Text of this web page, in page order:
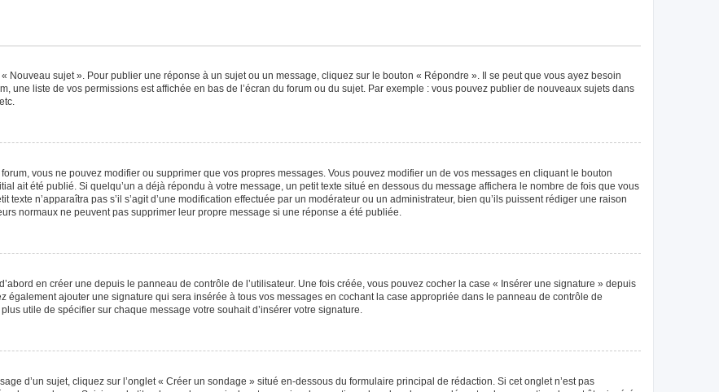
Nouveau sujet ». Pour publier une réponse à un sujet ou un message, cliquez sur le bouton « Répondre ». Il se peut que vous ayez besoin
une liste de vos permissions est affichée en bas de l’écran du forum ou du sujet. Par exemple : vous pouvez publier de nouveaux sujets dans
vous ne pouvez modifier ou supprimer que vos propres messages. Vous pouvez modifier un de vos messages en cliquant le bouton
ait été publié. Si quelqu’un a déjà répondu à votre message, un petit texte situé en dessous du message affichera le nombre de fois que vous
texte n’apparaîtra pas s’il s’agit d’une modification effectuée par un modérateur ou un administrateur, bien qu’ils puissent rédiger une raison
normaux ne peuvent pas supprimer leur propre message si une réponse a été publiée.
en créer une depuis le panneau de contrôle de l’utilisateur. Une fois créée, vous pouvez cocher la case « Insérer une signature » depuis
également ajouter une signature qui sera insérée à tous vos messages en cochant la case appropriée dans le panneau de contrôle de
utile de spécifier sur chaque message votre souhait d’insérer votre signature.
d’un sujet, cliquez sur l’onglet « Créer un sondage » situé en-dessous du formulaire principal de rédaction. Si cet onglet n’est pas